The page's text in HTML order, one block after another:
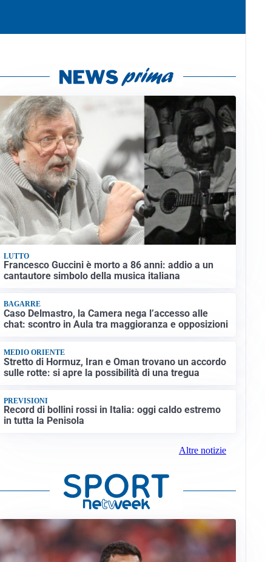
LUTTO
Francesco Guccini è morto a 86 anni: addio a un
cantautore simbolo della musica italiana
BAGARRE
Caso Delmastro, la Camera nega l’accesso alle
chat: scontro in Aula tra maggioranza e opposizioni
MEDIO ORIENTE
Stretto di Hormuz, Iran e Oman trovano un accordo
sulle rotte: si apre la possibilità di una tregua
PREVISIONI
Record di bollini rossi in Italia: oggi caldo estremo
in tutta la Penisola
Altre notizie